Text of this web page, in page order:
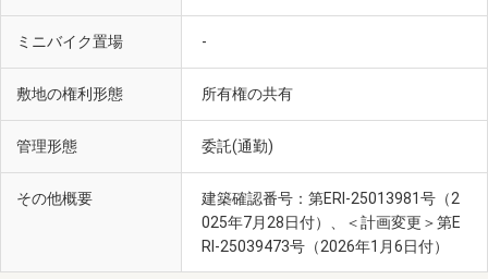
ミニバイク置場 -
敷地の権利形態 所有権の共有
管理形態 委託(通勤)
その他概要
建築確認番号：第ERI-25013981号（2
025年7月28日付）、＜計画変更＞第E
RI-25039473号（2026年1月6日付）